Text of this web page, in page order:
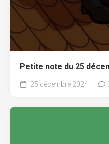
Petite note du 25
25 décembre 2024